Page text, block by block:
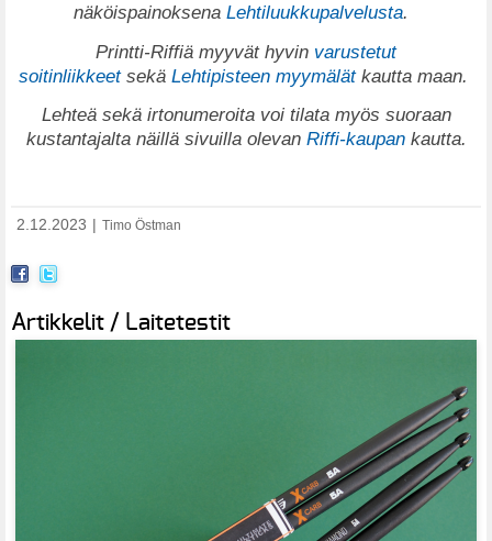
näköispainoksena Lehtiluukkupalvelusta.
Printti-Riffiä myyvät hyvin varustetut
soitinliikkeet sekä Lehtipisteen myymälätkautta maan.
Lehteä sekä irtonumeroita voi tilata myös suoraan
kustantajalta näillä sivuilla olevan Riffi-kaupankautta.
2.12.2023 Timo Östman
Artikkelit / Laitetestit